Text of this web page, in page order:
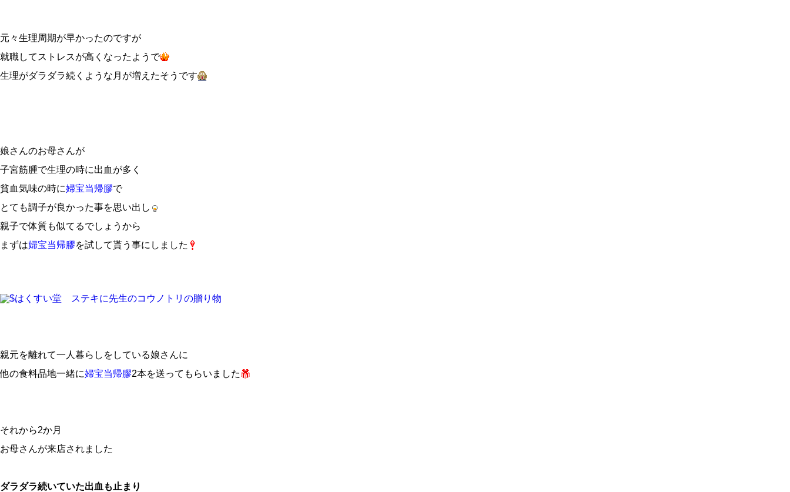
元々生理周期が早かったのですが
就職してストレスが高くなったようで
生理がダラダラ続くような月が増えたそうです
娘さんのお母さんが
子宮筋腫で生理の時に出血が多く
貧血気味の時に婦宝当帰膠で
とても調子が良かった事を思い出し
親子で体質も似てるでしょうから
まずは婦宝当帰膠を試して貰う事にしました
親元を離れて一人暮らしをしている娘さんに
他の食料品地一緒に婦宝当帰膠2本を送ってもらいました
それから2か月
お母さんが来店されました
ダラダラ続いていた出血も止まり